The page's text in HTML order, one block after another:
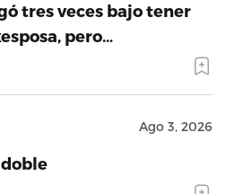
tres veces bajo tener
pero…
Ago 3, 2026